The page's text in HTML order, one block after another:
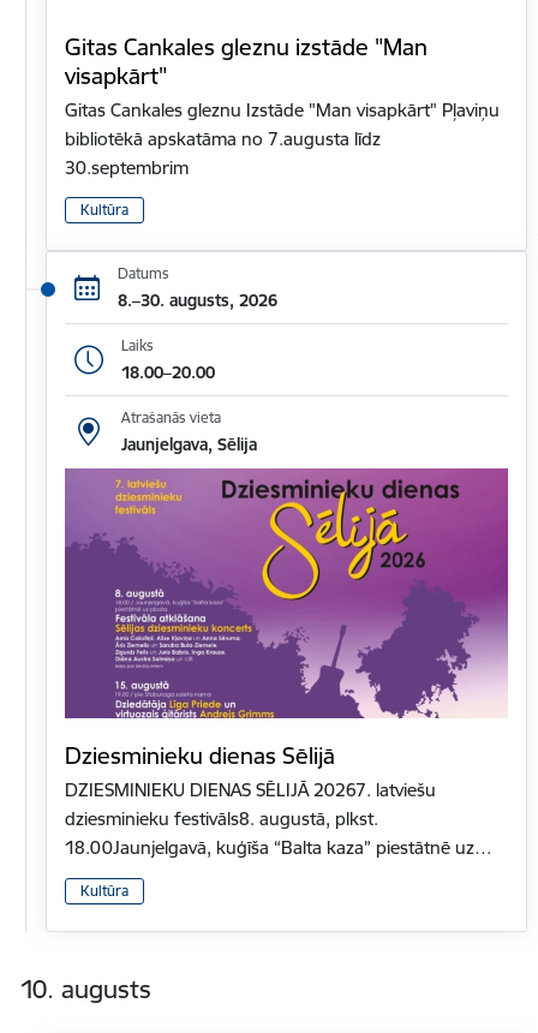
Gitas Cankales gleznu izstāde "Man
visapkārt"
Gitas Cankales gleznu Izstāde "Man visapkārt" Pļaviņu
bibliotēkā apskatāma no 7.augusta līdz
30.septembrim
Kultūra
Datums
8.–30. augusts, 2026
Laiks
18.00–20.00
Atrašanās vieta
Jaunjelgava, Sēlija
Dziesminieku dienas Sēlijā
DZIESMINIEKU DIENAS SĒLIJĀ 20267. latviešu
dziesminieku festivāls8. augustā, plkst.
18.00Jaunjelgavā, kuģīša “Balta kaza” piestātnē uz…
Kultūra
10. augusts